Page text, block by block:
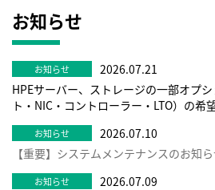
お知らせ
2026.07.21
HPEサーバー、ストレージの一部オプ
ト・NIC・コントローラー・LTO）の希
2026.07.10
【重要】システムメンテナンスのお知
2026.07.09